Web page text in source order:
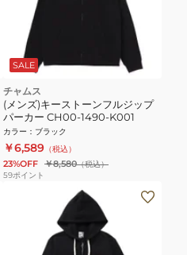
SALE
チャムス
(メンズ)キーストーンフルジップ
パーカー CH00-1490-K001
カラー ： ブラック
￥6,589 （税込）
23%OFF ￥8,580（税込）
59ポイント